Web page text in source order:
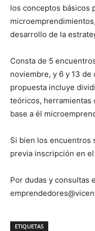
los conceptos básicos
desarrollo de la
Consta de 5
noviembre, y 6 y 13 de
propuesta incluye
teóricos, herramientas
base a él
Si bien los encuentros
previa inscripción en
Por dudas y consultas
ETIQUETAS